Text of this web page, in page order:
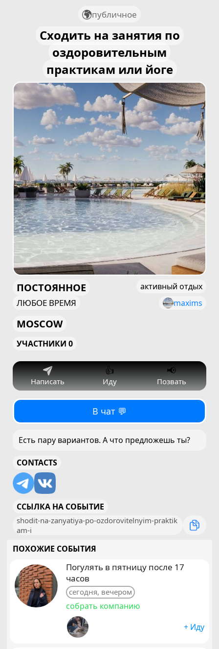
публичное
Сходить на занятия по
оздоровительным
практикам или йоге
ПОСТОЯННОЕ
ЛЮБОЕ ВРЕМЯ
активный отдых
maxims
MOSCOW
УЧАСТНИКИ 0
Написать
👍
Иду
📢
Позвать
В чат 💬
Есть пару вариантов. А что предложешь ты?
CONTACTS
ССЫЛКА НА СОБЫТИЕ
shodit-na-zanyatiya-po-ozdorovitelnyim-praktik
am-i
ПОХОЖИЕ СОБЫТИЯ
Погулять в пятницу после 17
часов
сегодня, вечером
собрать компанию
+ Иду